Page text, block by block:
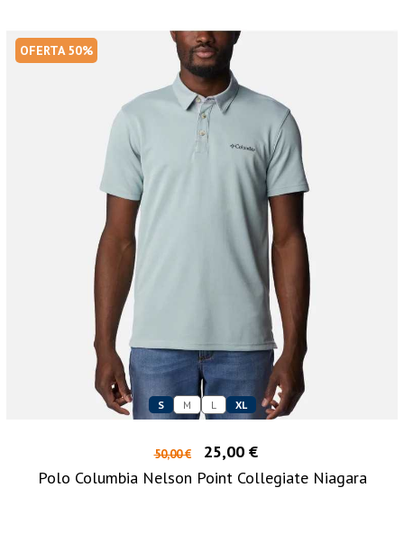
OFERTA 50%
S M L XL
50,00 €
25,00 €
Polo Columbia Nelson Point Collegiate Niagara